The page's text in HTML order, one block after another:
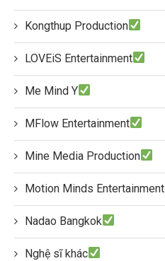
Kongthup Production
LOVEiS Entertainment
Me Mind Y
MFlow Entertainment
Mine Media Production
Motion Minds Entertainment
Nadao Bangkok
Nghệ sĩ khác